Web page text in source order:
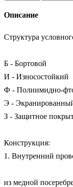
Описание
Структура
Б - Бортовой
И - Износостойкий
Ф - Полиимидно-
Э -
З - Защитное
Конструкция:
1. Внутренний
из медной